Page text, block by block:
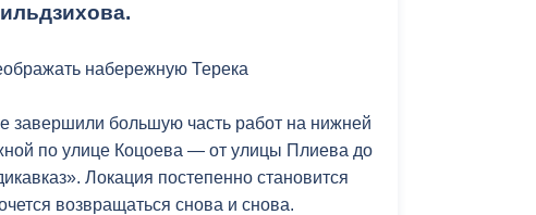
набережную Терека
завершили большую часть работ на нижней
по улице Коцоева — от улицы Плиева до
Локация постепенно становится
возвращаться снова и снова.